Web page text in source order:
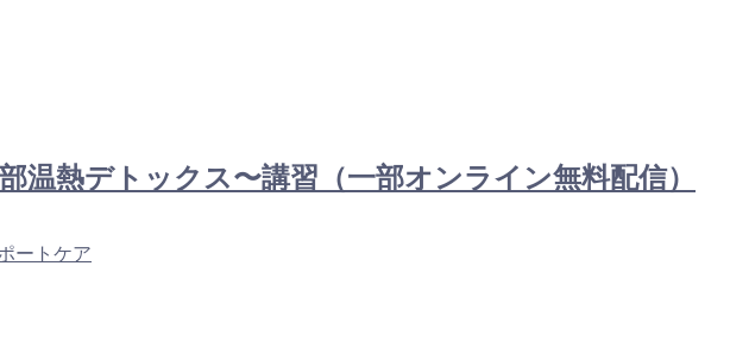
温熱デトックス〜講習（一部オンライン無料配信）
ートケア